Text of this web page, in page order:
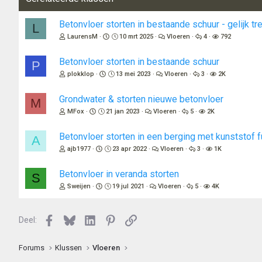
L Betonvloer storten in bestaande schuur - gelijk
LaurensM 10 mrt 2025 Vloeren 4 792
P Betonvloer storten in bestaande schuur
plokklop 13 mei 2023 Vloeren 3 2K
M Grondwater & storten nieuwe betonvloer
MFox 21 jan 2023 Vloeren 5 2K
A Betonvloer storten in een berging met kunststof
ajb1977 23 apr 2022 Vloeren 3 1K
S Betonvloer in veranda storten
Sweijen 19 jul 2021 Vloeren 5 4K
Deel: Facebook
BlueskyLinkedInPinterest
Link
Forums Klussen Vloeren